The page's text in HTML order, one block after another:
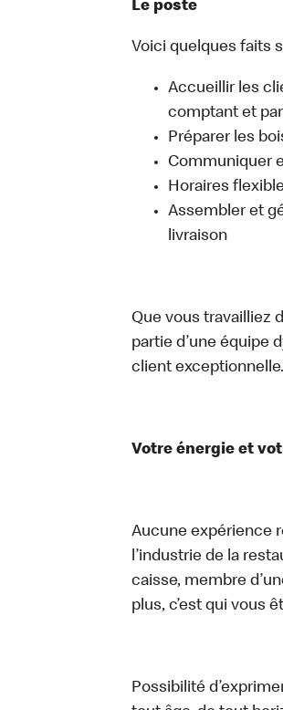
Le poste
Voici quelques faits
Accueillir les
comptant et
Préparer les
Communiquer
Horaires
Assembler et
livraison
Que vous travailliez
partie d’une équipe
client exceptionnelle.
Votre énergie et
Aucune expérience
l’industrie de la
caisse, membre
plus, c’est qui vous
Possibilité